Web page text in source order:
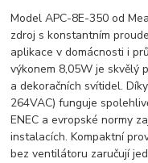
Model APC-8E-350 od
zdroj s konstantním
aplikace v domácnosti i
výkonem 8,05W je skvělý
a dekoračních svítidel.
264VAC) funguje
ENEC a evropské normy
instalacích. Kompaktní
bez ventilátoru zaručují